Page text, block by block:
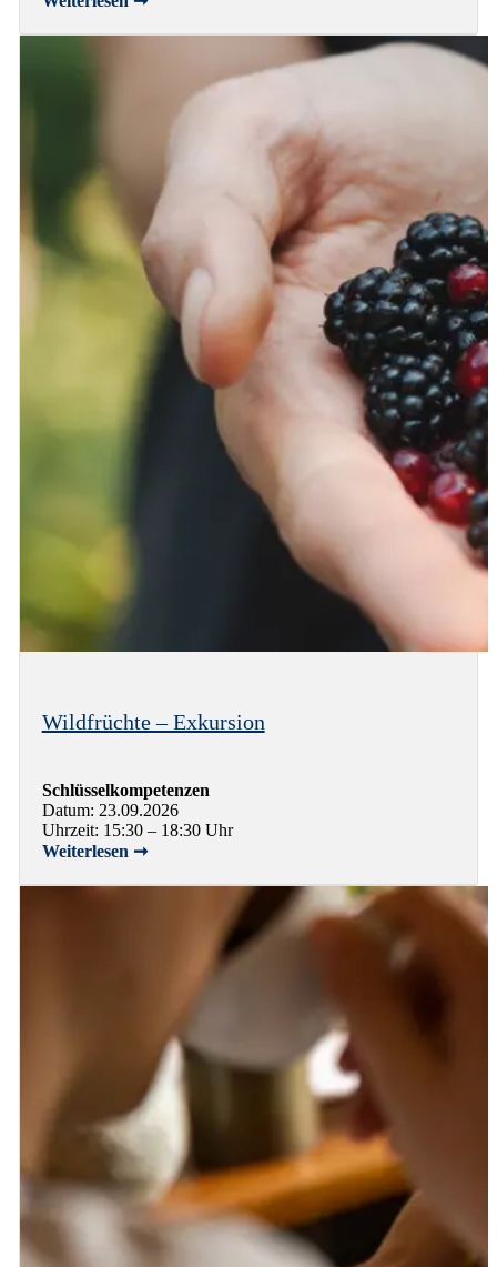
Wildfrüchte – Exkursion
Schlüsselkompetenzen
Datum: 23.09.2026
Uhrzeit: 15:30 – 18:30 Uhr
Weiterlesen ➞